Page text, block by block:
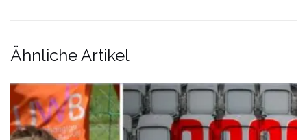
Ähnliche Artikel